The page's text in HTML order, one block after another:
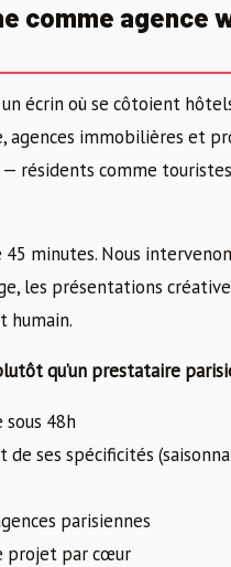
comme agence
écrin où se côtoient
agences immobilières et
résidents comme
45 minutes. Nous
les présentations
humain.
qu’un prestataire
48h
de ses spécificités
parisiennes
projet par cœur